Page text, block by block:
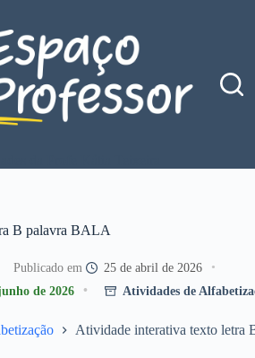
B palavra BALA
25 de abril de 2026
de 2026
Atividades de
Atividade interativa texto letra